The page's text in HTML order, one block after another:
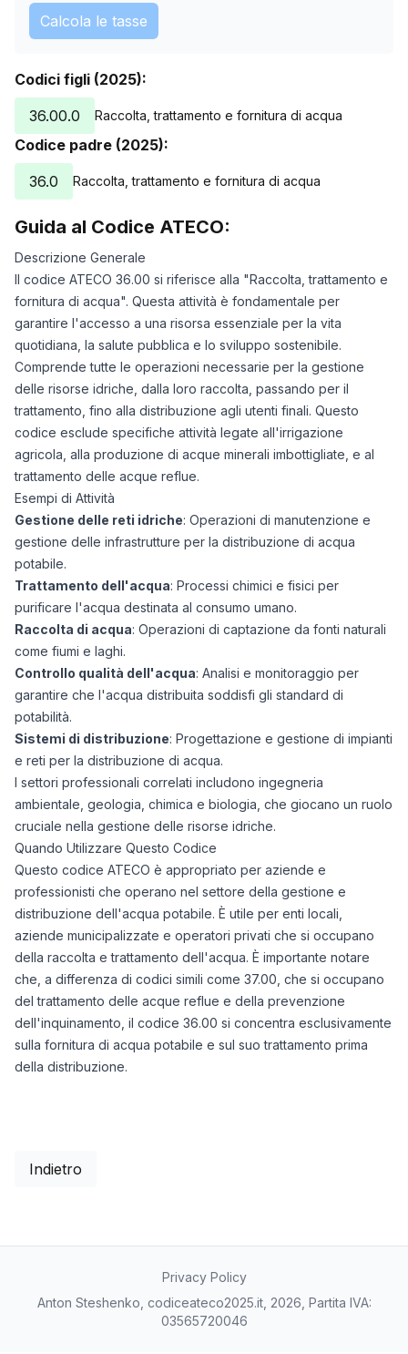
Calcola le tasse
Codici figli (2025):
36.00.0
Raccolta, trattamento e fornitura di acqua
Codice padre (2025):
36.0
Raccolta, trattamento e fornitura di acqua
Guida al Codice ATECO:
Descrizione Generale
Il codice ATECO 36.00 si riferisce alla "Raccolta, trattamento e
fornitura di acqua". Questa attività è fondamentale per
garantire l'accesso a una risorsa essenziale per la vita
quotidiana, la salute pubblica e lo sviluppo sostenibile.
Comprende tutte le operazioni necessarie per la gestione
delle risorse idriche, dalla loro raccolta, passando per il
trattamento, fino alla distribuzione agli utenti finali. Questo
codice esclude specifiche attività legate all'irrigazione
agricola, alla produzione di acque minerali imbottigliate, e al
trattamento delle acque reflue.
Esempi di Attività
Gestione delle reti idriche: Operazioni di manutenzione e
gestione delle infrastrutture per la distribuzione di acqua
potabile.
Trattamento dell'acqua: Processi chimici e fisici per
purificare l'acqua destinata al consumo umano.
Raccolta di acqua: Operazioni di captazione da fonti naturali
come fiumi e laghi.
Controllo qualità dell'acqua: Analisi e monitoraggio per
garantire che l'acqua distribuita soddisfi gli standard di
potabilità.
Sistemi di distribuzione: Progettazione e gestione di impianti
e reti per la distribuzione di acqua.
I settori professionali correlati includono ingegneria
ambientale, geologia, chimica e biologia, che giocano un ruolo
cruciale nella gestione delle risorse idriche.
Quando Utilizzare Questo Codice
Questo codice ATECO è appropriato per aziende e
professionisti che operano nel settore della gestione e
distribuzione dell'acqua potabile. È utile per enti locali,
aziende municipalizzate e operatori privati che si occupano
della raccolta e trattamento dell'acqua. È importante notare
che, a differenza di codici simili come 37.00, che si occupano
del trattamento delle acque reflue e della prevenzione
dell'inquinamento, il codice 36.00 si concentra esclusivamente
sulla fornitura di acqua potabile e sul suo trattamento prima
della distribuzione.
Indietro
Privacy Policy
Anton Steshenko, codiceateco2025.it, 2026, Partita IVA:
03565720046